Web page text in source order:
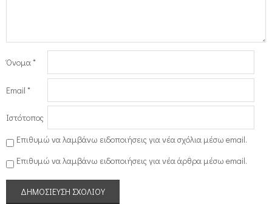
Όνομα*
Email *
Ιστότοπος
Επιθυμώ να λαμβάνω ειδοποιήσεις για νέα σχόλια μέσω email.
Επιθυμώ να λαμβάνω ειδοποιήσεις για νέα άρθρα μέσω email.